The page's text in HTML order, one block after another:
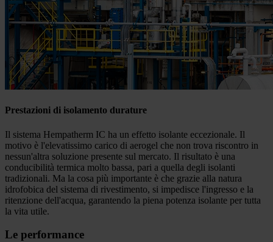
Prestazioni di isolamento durature
Il sistema Hempatherm IC ha un effetto isolante eccezionale. Il
motivo è l'elevatissimo carico di aerogel che non trova riscontro in
nessun'altra soluzione presente sul mercato. Il risultato è una
conducibilità termica molto bassa, pari a quella degli isolanti
tradizionali. Ma la cosa più importante è che grazie alla natura
idrofobica del sistema di rivestimento, si impedisce l'ingresso e la
ritenzione dell'acqua, garantendo la piena potenza isolante per tutta
la vita utile.
Le performance